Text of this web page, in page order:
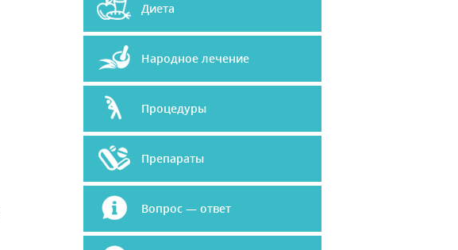
Диета
Народное лечение
Процедуры
Препараты
Вопрос — ответ